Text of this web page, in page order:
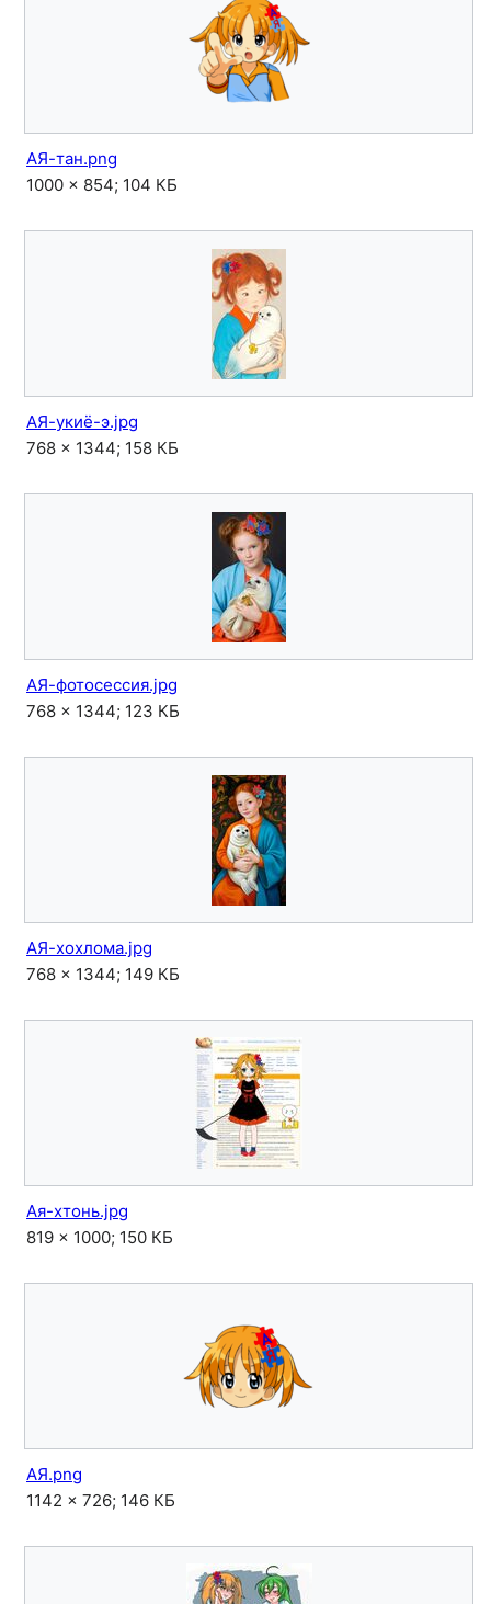
АЯ-тан.png
1000 × 854; 104 КБ
АЯ-укиё-э.jpg
768 × 1344; 158 КБ
АЯ-фотосессия.jpg
768 × 1344; 123 КБ
АЯ-хохлома.jpg
768 × 1344; 149 КБ
Ая-хтонь.jpg
819 × 1000; 150 КБ
АЯ.png
1142 × 726; 146 КБ